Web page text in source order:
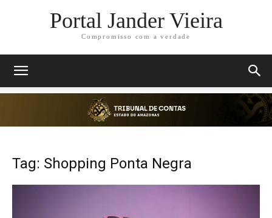
Portal Jander Vieira
Compromisso com a verdade
Tag: Shopping Ponta Negra